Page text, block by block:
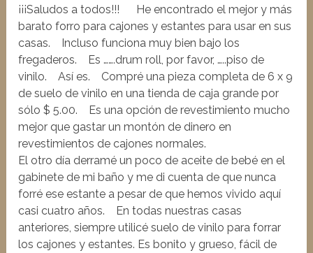
¡¡¡Saludos a todos!!! He encontrado el mejor y más
barato forro para cajones y estantes para usar en sus
casas. Incluso funciona muy bien bajo los
fregaderos. Es …….drum roll, por favor, …..piso de
vinilo. Así es. Compré una pieza completa de 6 x 9
de suelo de vinilo en una tienda de caja grande por
sólo $ 5.00. Es una opción de revestimiento mucho
mejor que gastar un montón de dinero en
revestimientos de cajones normales.
El otro día derramé un poco de aceite de bebé en el
gabinete de mi baño y me di cuenta de que nunca
forré ese estante a pesar de que hemos vivido aquí
casi cuatro años. En todas nuestras casas
anteriores, siempre utilicé suelo de vinilo para forrar
los cajones y estantes. Es bonito y grueso, fácil de